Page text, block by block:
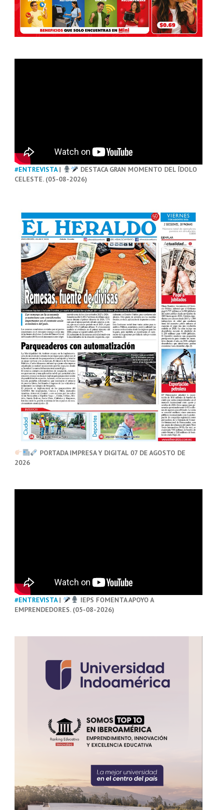
#ENTREVISTA|
DESTACA GRAN MOMENTO DEL ÍDOLO
CELESTE. (05-08-2026)
PORTADA IMPRESA Y DIGITAL 07 DE AGOSTO DE
2026
#ENTREVISTA|
IEPS FOMENTA APOYO A
EMPRENDEDORES. (05-08-2026)